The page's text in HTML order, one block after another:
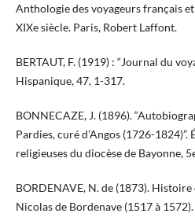
Anthologie des voyageurs français
XIXe siècle. Paris, Robert Laffont.
BERTAUT, F. (1919) : “Journal du
Hispanique, 47, 1-317.
BONNECAZE, J. (1896).
Pardies, curé d’Angos (1726-
religieuses du diocèse de Bayonne,
BORDENAVE, N. de (1873).
Nicolas de Bordenave (1517 à